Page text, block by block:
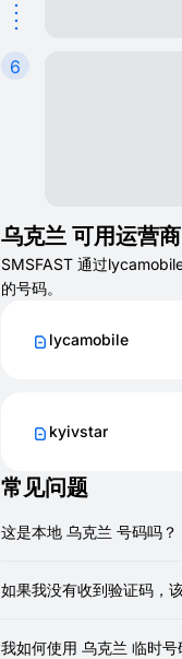
6
乌克兰 可用运营商
SMSFAST 通过
的号码。
lycamobile
kyivstar
常见问题
这是本地 乌克兰 号码吗？
如果我没有收到验证码，
我如何使用 乌克兰 临时号